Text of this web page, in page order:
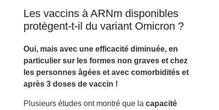
Les vaccins à ARNm disponibles
protègent-t-il du variant Omicron ?
Oui, mais avec une efficacité diminuée, en
particulier sur les formes non graves et chez
les personnes âgées et avec comorbidités et
après 3 doses de vaccin !
Plusieurs études ont montré que la capacité